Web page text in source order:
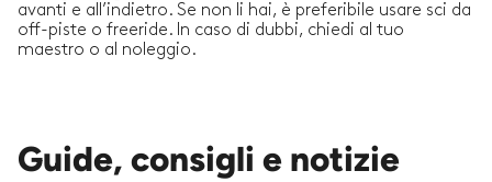
avanti e all’indietro. Se non li hai, è preferibile usare sci da
off-piste o freeride. In caso di dubbi, chiedi al tuo
maestro o al noleggio.
Guide, consigli e notizie